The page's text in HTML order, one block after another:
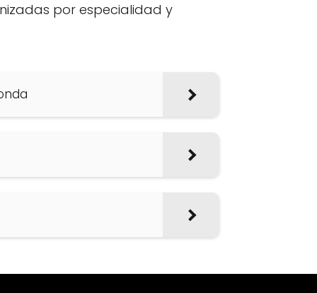
por especialidad y